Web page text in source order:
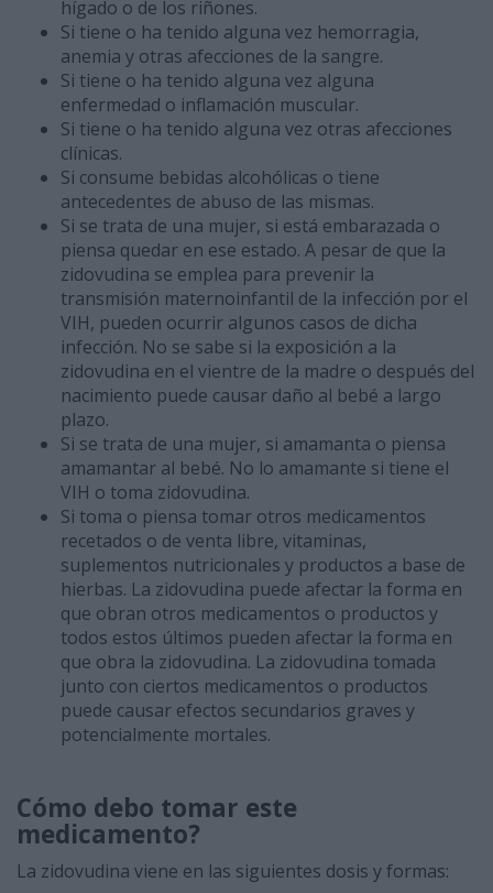
hígado o de los riñones.
Si tiene o ha tenido alguna vez hemorragia,
anemia y otras afecciones de la sangre.
Si tiene o ha tenido alguna vez alguna
enfermedad o inflamación muscular.
Si tiene o ha tenido alguna vez otras afecciones
clínicas.
Si consume bebidas alcohólicas o tiene
antecedentes de abuso de las mismas.
Si se trata de una mujer, si está embarazada o
piensa quedar en ese estado. A pesar de que la
zidovudina se emplea para prevenir la
transmisión maternoinfantil de la infección por el
VIH, pueden ocurrir algunos casos de dicha
infección. No se sabe si la exposición a la
zidovudina en el vientre de la madre o después del
nacimiento puede causar daño al bebé a largo
plazo.
Si se trata de una mujer, si amamanta o piensa
amamantar al bebé. No lo amamante si tiene el
VIH o toma zidovudina.
Si toma o piensa tomar otros medicamentos
recetados o de venta libre, vitaminas,
suplementos nutricionales y productos a base de
hierbas. La zidovudina puede afectar la forma en
que obran otros medicamentos o productos y
todos estos últimos pueden afectar la forma en
que obra la zidovudina. La zidovudina tomada
junto con ciertos medicamentos o productos
puede causar efectos secundarios graves y
potencialmente mortales.
Cómo debo tomar este
medicamento?
La zidovudina viene en las siguientes dosis y formas: